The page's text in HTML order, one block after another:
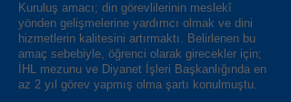
Kuruluş amacı; din görevlilerinin meslekî
yönden gelişmelerine yardımcı olmak ve dini
hizmetlerin kalitesini artırmaktı. Belirlenen bu
amaç sebebiyle, öğrenci olarak girecekler için;
İHL mezunu ve Diyanet İşleri Başkanlığında en
az 2 yıl görev yapmış olma şartı konulmuştu.